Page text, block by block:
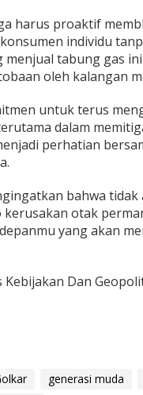
harus proaktif
individu
tabung gas
oleh kalangan
untuk terus
dalam
perhatian
bahwa tidak
otak
yang akan
Kebijakan Dan
generasi muda